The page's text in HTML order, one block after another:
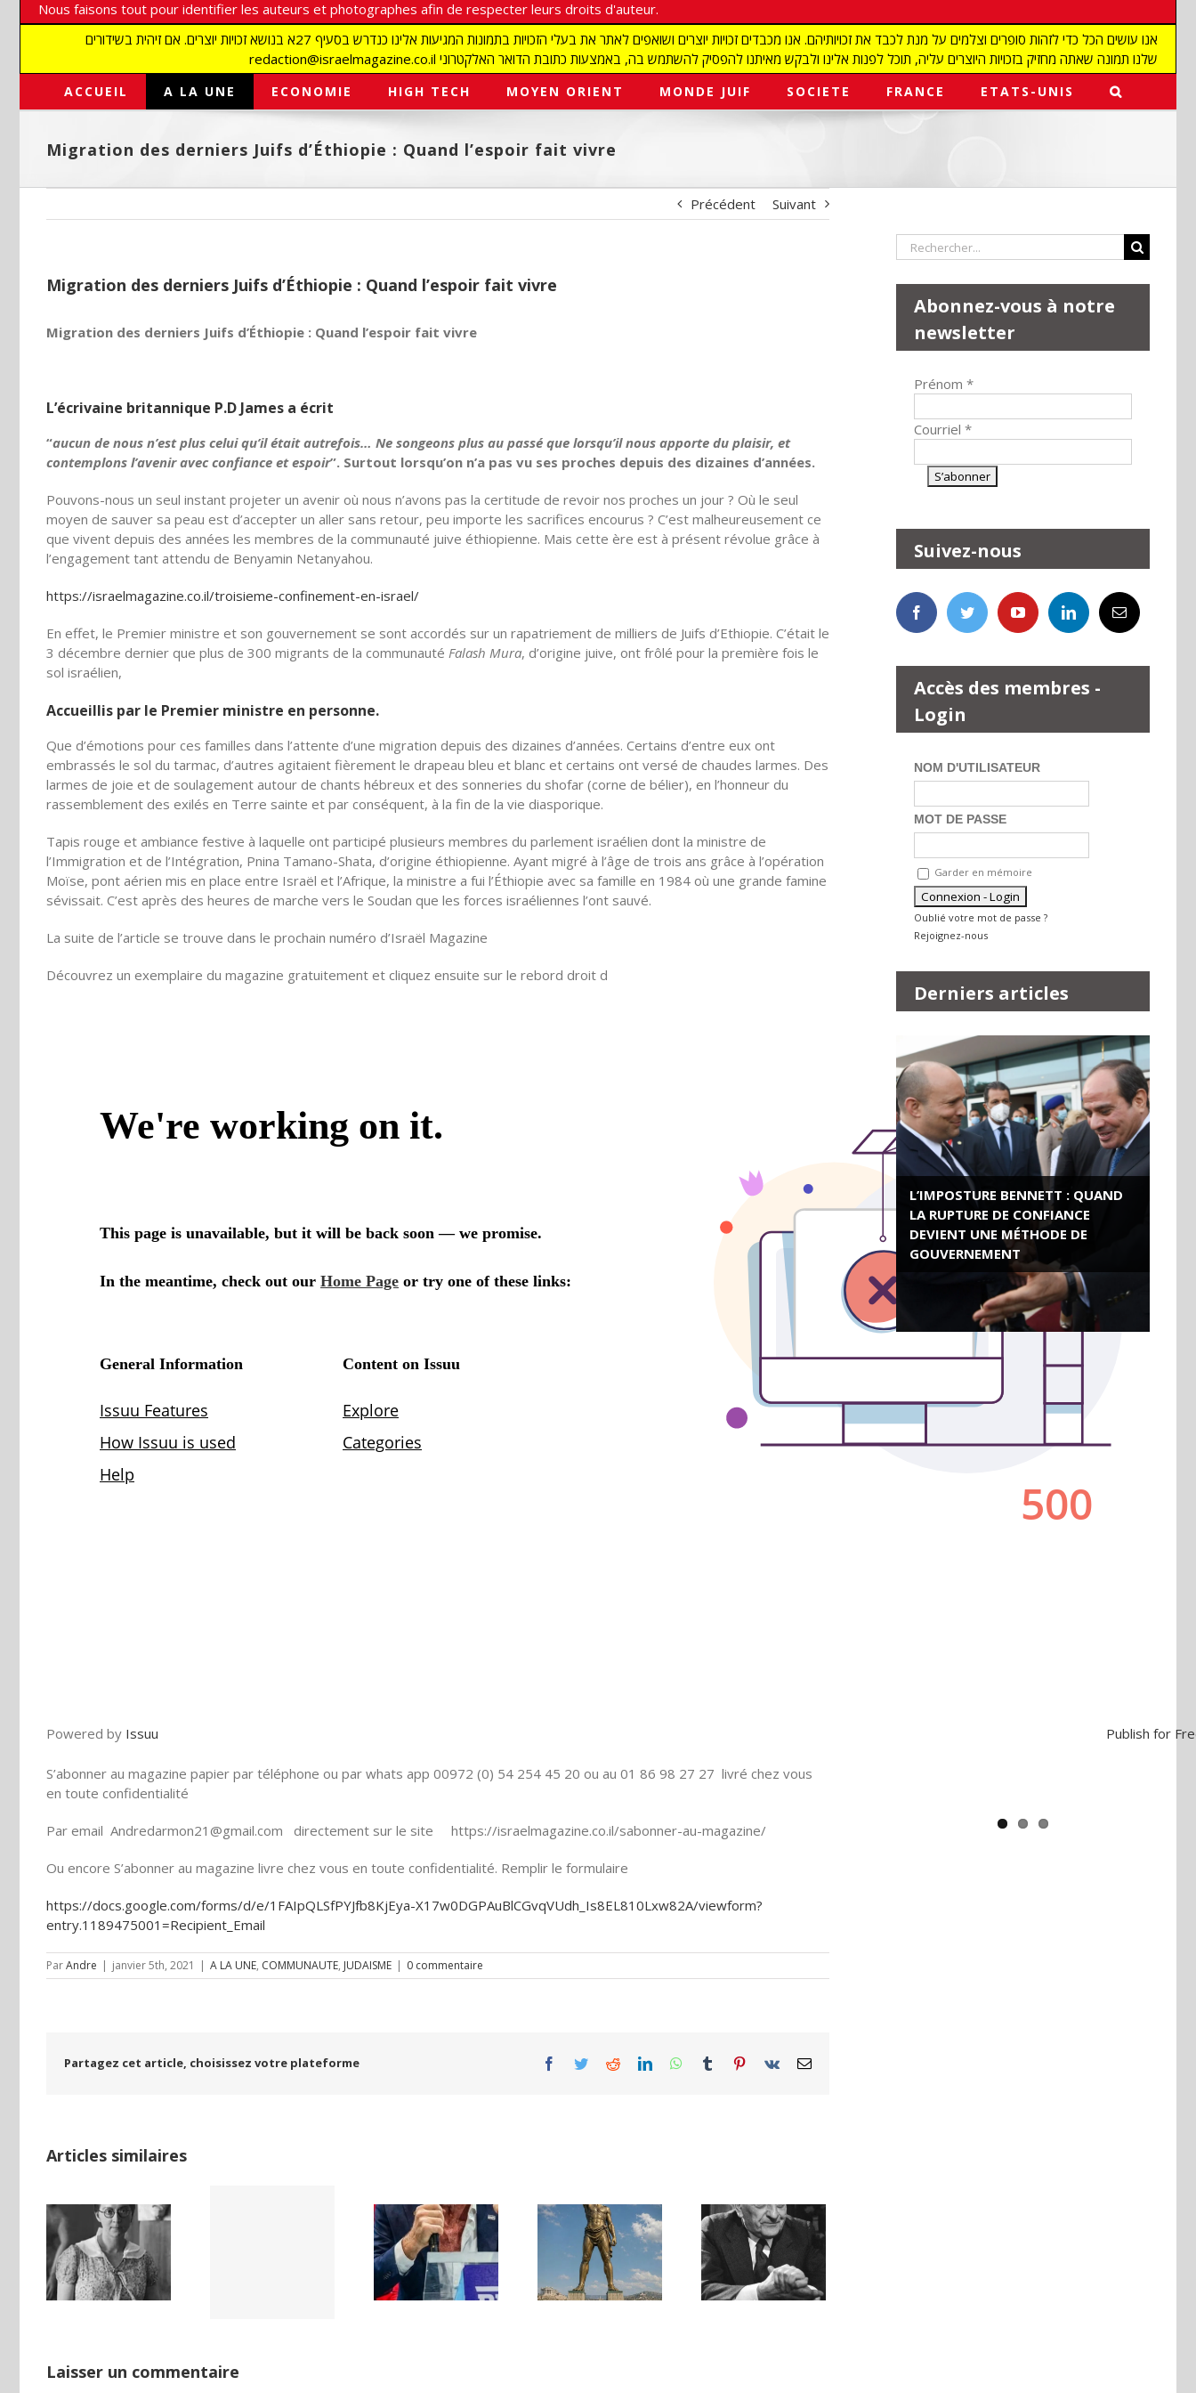
Nous faisons tout pour identifier les auteurs et photographes afin de respecter leurs droits d'auteur.
אנו עושים הכל כדי לזהות סופרים וצלמים על מנת לכבד את זכויותיהם. אנו מכבדים זכויות יוצרים ושואפים לאתר את בעלי הזכויות בתמונות המגיעות אלינו כנדרש בסעיף 27א בנושא זכויות יוצרים. אם זיהית בשידורים
redaction@israelmagazine.co.il שלנו תמונה שאתה מחזיק בזכויות היוצרים עליה, תוכל לפנות אלינו ולבקש מאיתנו להפסיק להשתמש בה, באמצעות כתובת הדואר האלקטרוני
ACCUEIL A LA UNE ECONOMIE HIGH TECH MOYEN ORIENT MONDE JUIF SOCIETE FRANCE ETATS-UNIS
Migration des derniers Juifs d’Éthiopie : Quand l’espoir fait vivre
Précédent Suivant
Migration des derniers Juifs d’Éthiopie : Quand l’espoir fait vivre
Migration des derniers Juifs d’Éthiopie : Quand l’espoir fait vivre
L’écrivaine britannique P.D James a écrit
“aucun de nous n’est plus celui qu’il était autrefois… Ne songeons plus au passé que lorsqu’il nous apporte du plaisir, et
contemplons l’avenir avec confiance et espoir”. Surtout lorsqu’on n’a pas vu ses proches depuis des dizaines d’années.
Pouvons-nous un seul instant projeter un avenir où nous n’avons pas la certitude de revoir nos proches un jour ? Où le seul
moyen de sauver sa peau est d’accepter un aller sans retour, peu importe les sacrifices encourus ? C’est malheureusement ce
que vivent depuis des années les membres de la communauté juive éthiopienne. Mais cette ère est à présent révolue grâce à
l’engagement tant attendu de Benyamin Netanyahou.
https://israelmagazine.co.il/troisieme-confinement-en-israel/
En effet, le Premier ministre et son gouvernement se sont accordés sur un rapatriement de milliers de Juifs d’Ethiopie. C’était le
3 décembre dernier que plus de 300 migrants de la communauté Falash Mura, d’origine juive, ont frôlé pour la première fois le
sol israélien,
Accueillis par le Premier ministre en personne.
Que d’émotions pour ces familles dans l’attente d’une migration depuis des dizaines d’années. Certains d’entre eux ont
embrassés le sol du tarmac, d’autres agitaient fièrement le drapeau bleu et blanc et certains ont versé de chaudes larmes. Des
larmes de joie et de soulagement autour de chants hébreux et des sonneries du shofar (corne de bélier), en l’honneur du
rassemblement des exilés en Terre sainte et par conséquent, à la fin de la vie diasporique.
Tapis rouge et ambiance festive à laquelle ont participé plusieurs membres du parlement israélien dont la ministre de
l’Immigration et de l’Intégration, Pnina Tamano-Shata, d’origine éthiopienne. Ayant migré à l’âge de trois ans grâce à l’opération
Moïse, pont aérien mis en place entre Israël et l’Afrique, la ministre a fui l’Éthiopie avec sa famille en 1984 où une grande famine
sévissait. C’est après des heures de marche vers le Soudan que les forces israéliennes l’ont sauvé.
La suite de l’article se trouve dans le prochain numéro d’Israël Magazine
Découvrez un exemplaire du magazine gratuitement et cliquez ensuite sur le rebord droit d
Powered by Issuu Publish for
S’abonner au magazine papier par téléphone ou par whats app 00972 (0) 54 254 45 20 ou au 01 86 98 27 27 livré chez vous
en toute confidentialité
Par email Andredarmon21@gmail.com directement sur le site https://israelmagazine.co.il/sabonner-au-magazine/
Ou encore S’abonner au magazine livre chez vous en toute confidentialité. Remplir le formulaire
https://docs.google.com/forms/d/e/1FAIpQLSfPYJfb8KjEya-X17w0DGPAuBlCGvqVUdh_Is8EL810Lxw82A/viewform?
entry.1189475001=Recipient_Email
ParAndre | janvier 5th, 2021 | A LA UNE, COMMUNAUTE, JUDAISME | 0 commentaire
Partagez cet article, choisissez votre plateforme Facebook
TwitterRedditLinkedInWhatsApp
Tumblr Pinterest
Vk Email
Articles similaires
Netflix Field of
Dreams (1989)
Ile de Rhodes ;
un foyer juif
déserté
Une lettre
inédite de
Malraux sur
l’État d’Israël |
PAR « LA REGLE
Laisser un commentaire
Rechercher:
Abonnez-vous à notre
newsletter
Prénom *
Courriel *
Suivez-nous
Accès des membres -
Login
NOM D'UTILISATEUR
MOT DE PASSE
Garder en mémoire
Oublié votre mot de passe ?
Rejoignez-nous
Derniers articles
L’IMPOSTURE BENNETT : QUAND
LA RUPTURE DE CONFIANCE
DEVIENT UNE MÉTHODE DE
GOUVERNEMENT
ROSE VALLAND, HEROÏNE DE LA
RESISTANCE FRANÇAISE